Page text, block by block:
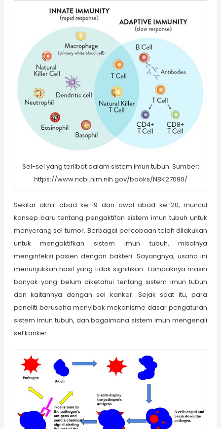
Sel-sel yang terlibat dalam sistem imun tubuh. Sumber:
https://www.ncbi.nlm.nih.gov/books/NBK27090/
Sekitar akhir abad ke-19 dan awal abad ke-20, muncul
konsep baru tentang pengaktifan sistem imun tubuh untuk
menyerang sel tumor. Berbagai percobaan telah dilakukan
untuk mengaktifkan sistem imun tubuh, misalnya
menginfeksi pasien dengan bakteri. Sayangnya, usaha ini
menunjukkan hasil yang tidak signifikan. Tampaknya masih
banyak yang belum diketahui tentang sistem imun tubuh
dan kaitannya dengan sel kanker. Sejak saat itu, para
peneliti berusaha menyibak mekanisme dasar pengaturan
sistem imun tubuh, dan bagaimana sistem imun mengenali
sel kanker.